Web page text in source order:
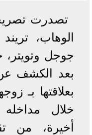
تصدرت
الوهاب،
جوجل وتويتر،
بعد الكشف
بعلاقتها بـ
خلال مداخله
أخيرة، من